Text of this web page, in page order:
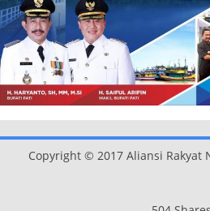
Copyright © 2017 Aliansi Rakyat